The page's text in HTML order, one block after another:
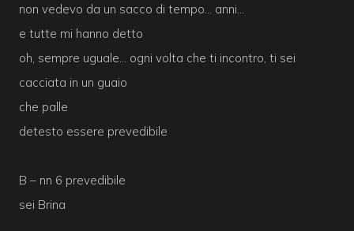
non vedevo da un sacco di tempo… anni…
e tutte mi hanno detto
oh, sempre uguale… ogni volta che ti incontro, ti sei
cacciata in un guaio
che palle
detesto essere prevedibile
B – nn 6 prevedibile
sei Brina